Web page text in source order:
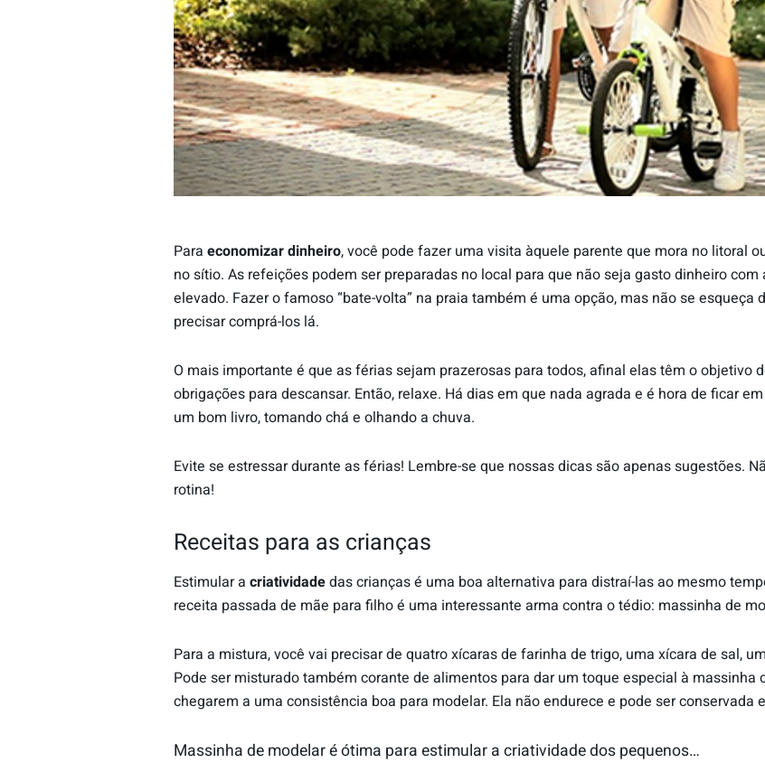
Para economizar dinheiro, você pode fazer uma visita àquele parente que mora no litoral
no sítio. As refeições podem ser preparadas no local para que não seja gasto dinheiro
elevado. Fazer o famoso “bate-volta” na praia também é uma opção, mas não se
precisar comprá-los lá.
O mais importante é que as férias sejam prazerosas para todos, afinal elas têm o objetivo
obrigações para descansar. Então, relaxe. Há dias em que nada agrada e é hora de ficar
um bom livro, tomando chá e olhando a chuva.
Evite se estressar durante as férias! Lembre-se que nossas dicas são apenas sugestões.
rotina!
Receitas para as crianças
Estimular a criatividadedas crianças é uma boa alternativa para distraí-las ao mesmo
receita passada de mãe para filho é uma interessante arma contra o tédio: massinha de
Para a mistura, você vai precisar de quatro xícaras de farinha de trigo, uma xícara de sal,
Pode ser misturado também corante de alimentos para dar um toque especial à
chegarem a uma consistência boa para modelar. Ela não endurece e pode ser
Massinha de modelar é ótima para estimular a criatividade dos pequenos…